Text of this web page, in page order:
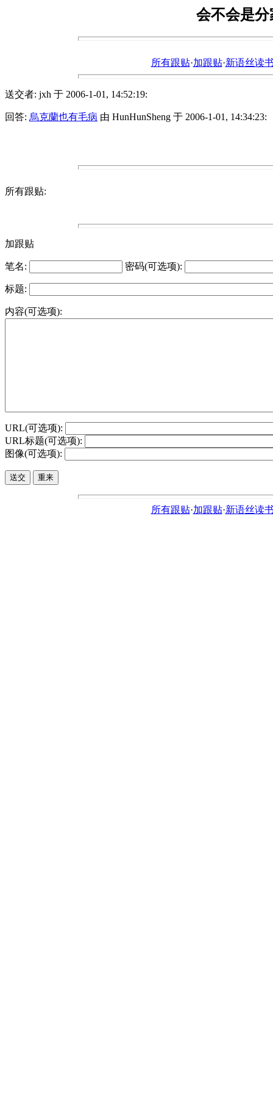
会不会是
所有跟贴·加跟贴·新语丝读
送交者: jxh 于 2006-1-01, 14:52:19:
回答: 烏克蘭也有毛病 由 HunHunSheng 于 2006-1-01, 14:34:23:
所有跟贴:
加跟贴
笔名: 密码(可选项):
标题:
内容(可选项):
URL(可选项):
URL标题(可选项):
图像(可选项):
所有跟贴·加跟贴·新语丝读